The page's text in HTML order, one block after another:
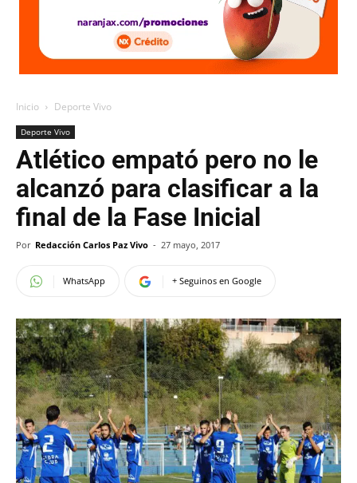
Inicio Deporte Vivo
Deporte Vivo
Atlético empató pero no le
alcanzó para clasificar a la
final de la Fase Inicial
Por Redacción Carlos Paz Vivo - 27 mayo, 2017
WhatsApp + Seguinos en Google